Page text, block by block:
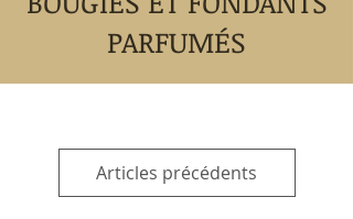
PARFUMÉS
Articles précédents